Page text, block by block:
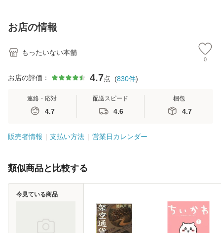
恵 藤本幸三 / 南江
堂 [単行
お店の情報
もったいない本舗
0
お店の評価： 4.7点 (830件)
連絡・応対
4.7
配送スピード
4.6
梱包
4.7
販売者情報 支払い方法 営業日カレンダー
類似商品と比較する
今見ている商品